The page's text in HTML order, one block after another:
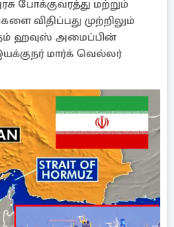
போக்குவரத்து மற்றும்
விதிப்பது முற்றிலும்
ஹவுஸ் அமைப்பின்
மார்க் வெல்லர்